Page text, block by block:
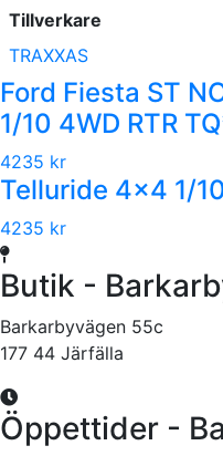
Tillverkare
TRAXXAS
Ford Fiesta ST
1/10 4WD RTR
4235 kr
Telluride 4x4 1/
4235 kr
Butik -
Barkarbyvägen 55c
177 44 Järfälla
Öppettider -